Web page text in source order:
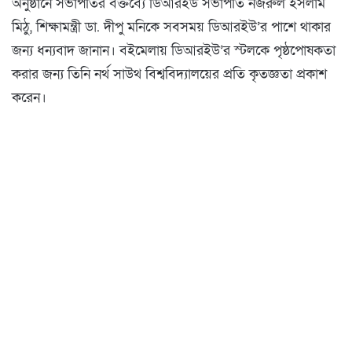
মিঠু, শিক্ষামন্ত্রী ডা. দীপু মনিকে সবসময় ডিআরইউ’র পাশে থাকার
জন্য ধন্যবাদ জানান। বইমেলায় ডিআরইউ’র স্টলকে পৃষ্ঠপোষকতা
করার জন্য তিনি নর্থ সাউথ বিশ্ববিদ্যালয়ের প্রতি কৃতজ্ঞতা প্রকাশ
করেন।